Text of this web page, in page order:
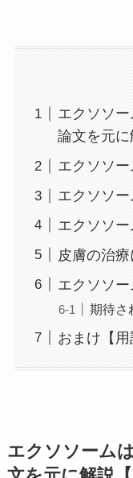
エクソソ
論文を元に
エクソソー
エクソソ
エクソソー
皮膚の治
エクソソ
期待さ
おまけ【用
エクソソーム